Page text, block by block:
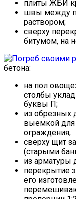
плиты ЖБИ
швы между
раствором;
сверху
битумом, на
бетона:
на пол
столбы
буквы П;
из обрезных
выемкой для
ограждения;
сверху щит
(старыми
из арматуры
перекрытие
его